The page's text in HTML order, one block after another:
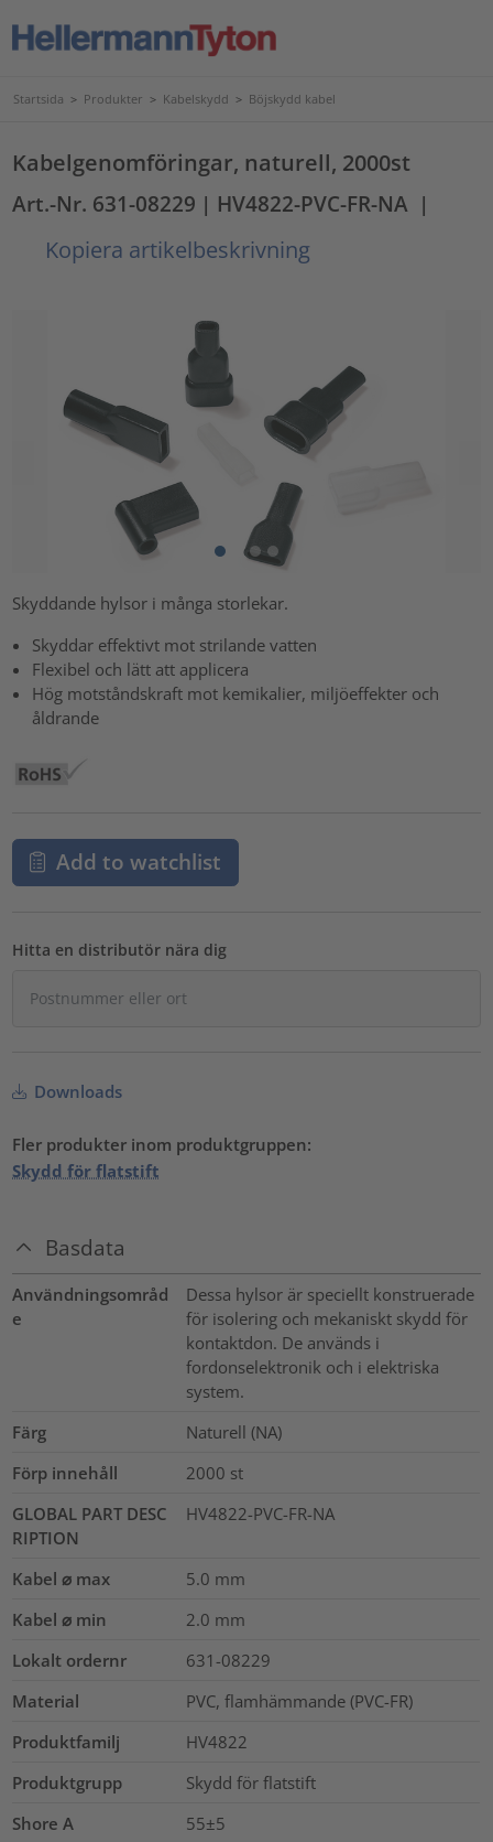
Startsida > Produkter > Kabelskydd > Böjskydd kabel
Kabelgenomföringar, naturell, 2000st
Art.-Nr. 631-08229 | HV4822-PVC-FR-NA |
Kopiera artikelbeskrivning
Skyddande hylsor i många storlekar.
Skyddar effektivt mot strilande vatten
Flexibel och lätt att applicera
Hög motståndskraft mot kemikalier, miljöeffekter och
åldrande
Add to watchlist
Hitta en distributör nära dig
Downloads
Fler produkter inom produktgruppen:
Skydd för flatstift
Basdata
Användningsområd
e
Dessa hylsor är speciellt konstruerade
för isolering och mekaniskt skydd för
kontaktdon. De används i
fordonselektronik och i elektriska
system.
Färg
Naturell (NA)
Förp innehåll
2000 st
GLOBAL PART DESC
RIPTION
HV4822-PVC-FR-NA
Kabel ⌀ max 5.0 mm
Kabel ⌀ min
2.0 mm
Lokalt ordernr
631-08229
Material
PVC, flamhämmande (PVC-FR)
Produktfamilj
HV4822
Produktgrupp
Skydd för flatstift
Shore A
55±5